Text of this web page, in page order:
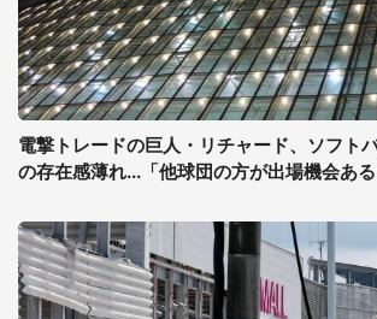
電撃トレードの巨人・リチャード、ソフト
の存在感薄れ...「他球団の方が出場機会あ